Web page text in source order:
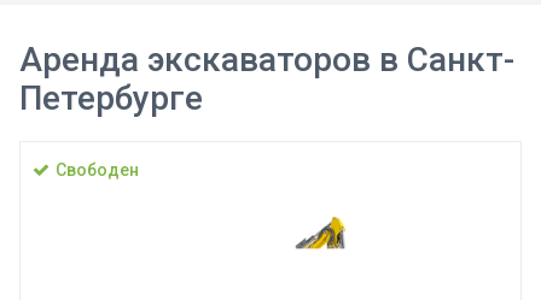
Аренда экскаваторов в Санкт-
Петербурге
Свободен